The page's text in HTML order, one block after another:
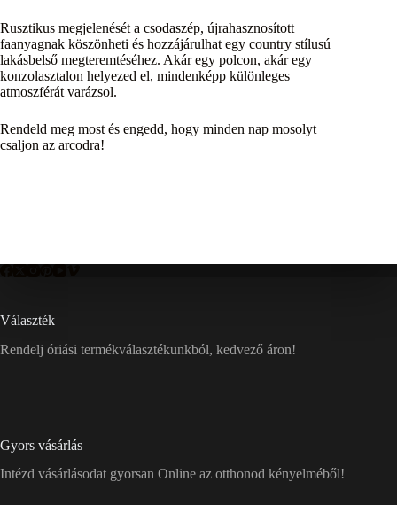
Rusztikus megjelenését a csodaszép, újrahasznosított
faanyagnak köszönheti és hozzájárulhat egy country stílusú
lakásbelső megteremtéséhez. Akár egy polcon, akár egy
konzolasztalon helyezed el, mindenképp különleges
atmoszférát varázsol.
Rendeld meg most és engedd, hogy minden nap mosolyt
csaljon az arcodra!
Választék
Rendelj óriási termékválasztékunkból, kedvező áron!
Gyors vásárlás
Intézd vásárlásodat gyorsan Online az otthonod kényelméből!